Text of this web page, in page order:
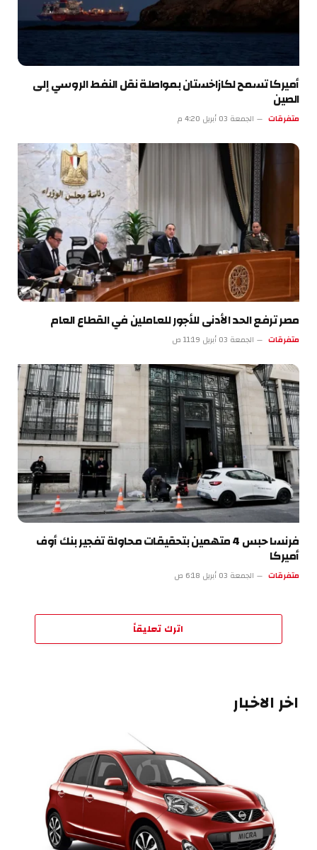
أميركا تسمح لكازاخستان بمواصلة نقل النفط الروسي إلى
الصين
متفرقات الجمعة 03 أبريل 4:20 م
مصر ترفع الحد الأدنى للأجور للعاملين في القطاع العام
متفرقات الجمعة 03 أبريل 11:19 ص
فرنسا حبس 4 متهمين بتحقيقات محاولة تفجير بنك أوف
أميركا
متفرقات الجمعة 03 أبريل 6:18 ص
اترك تعليقاً
اخر الاخبار